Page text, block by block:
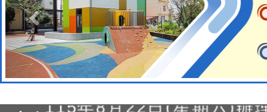
轉知經濟部水利署委託財